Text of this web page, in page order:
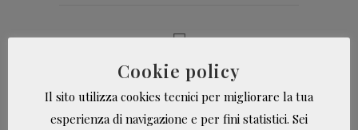
Stampa pagina
Cookie policy
Il sito utilizza cookies tecnici per migliorare la tua
esperienza di navigazione e per fini statistici. Sei